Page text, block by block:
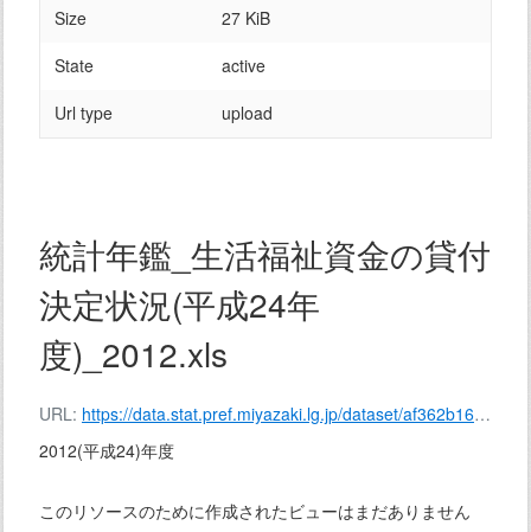
統計年鑑_生活福祉資金の貸付
決定状況(平成24年
度)_2012.xls
URL: https://data.stat.pref.miyazaki.lg.jp/dataset/af362b16-77ab-4c6a-be8b-11bad95c985e/resource/e0dc6a9e-aaf7-40b3-ad72-b91737853575/download/%E7%B5%B1%E8%A8%88%E5%B9%B4%E9%91%91_%E7%94%9F%E6%B4%BB%E7%A6%8F%E7%A5%89%E8%B3%87%E9%87%91%E3%81%AE%E8%B2%B8%E4%BB%98%E6%B1%BA%E5%AE%9A%E7%8A%B6%E6%B3%81(%E5%B9%B3%E6%88%9024%E5%B9%B4%E5%BA%A6)_2012.xls
2012(平成24)年度
このリソースのために作成されたビューはまだありません
Size
27 KiB
State
active
Url type
upload